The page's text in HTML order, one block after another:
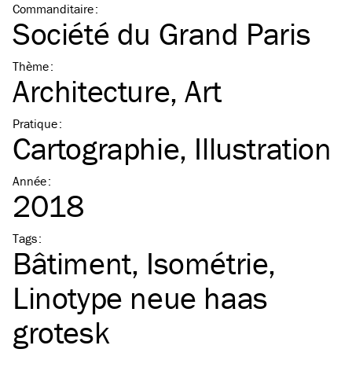
Commanditaire:
Société du Grand Paris
Thème:
Architecture Art
Pratique:
Cartographie Illustration
Année:
2018
Tags:
Bâtiment Isométrie
Linotype neue haas
grotesk